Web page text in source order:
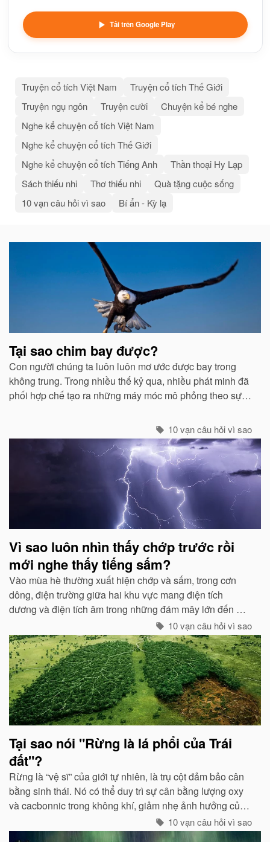
Tải trên Google Play
Truyện cổ tích Việt Nam
Truyện cổ tích Thế Giới
Truyện ngụ ngôn
Truyện cười
Chuyện kể bé nghe
Nghe kể chuyện cổ tích Việt Nam
Nghe kể chuyện cổ tích Thế Giới
Nghe kể chuyện cổ tích Tiếng Anh
Thần thoại Hy Lạp
Sách thiếu nhi
Thơ thiếu nhi
Quà tặng cuộc sống
10 vạn câu hỏi vì sao
Bí ẩn - Kỳ lạ
Bài
liên
Tại sao chim bay được?
Con người chúng ta luôn luôn mơ ước được bay trong
không trung. Trong nhiều thế kỷ qua, nhiều phát minh đã
phối hợp chế tạo ra những máy móc mô phỏng theo sự
10 vạn câu hỏi vì sao
Vì sao luôn nhìn thấy chớp trước rồi
mới nghe thấy tiếng sấm?
Vào mùa hè thường xuất hiện chớp và sấm, trong cơn
dông, điện trường giữa hai khu vực mang điện tích
dương và điện tích âm trong những đám mây lớn đến một
mức độ nhất định, hai loại điện tích trong quá trình phát
triển sẽ phát ra tia lửa...
10 vạn câu hỏi vì sao
Tại sao nói "Rừng là lá phổi của Trái
đất"?
Rừng là “vệ sĩ” của giới tự nhiên, là trụ cột đảm bảo cân
bằng sinh thái. Nó có thể duy trì sự cân bằng lượng oxy
và cacbonnic trong không khí, giảm nhẹ ảnh hưởng của
các chất thải, khí độc gây nên ô nhiễm, làm trong sạch
môi trường...
10 vạn câu hỏi vì sao